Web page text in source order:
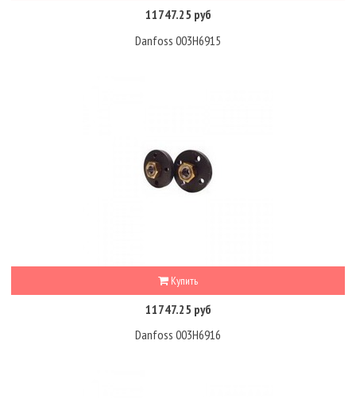
11747.25 руб
Danfoss 003H6915
Купить
11747.25 руб
Danfoss 003H6916